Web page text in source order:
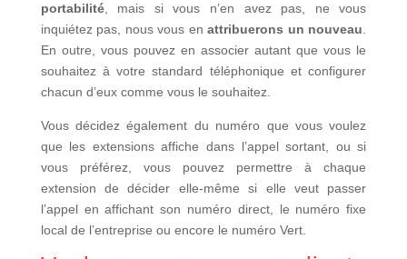
portabilité, mais si vous n’en avez pas, ne vous
inquiétez pas, nous vous enattribuerons un nouveau.
En outre, vous pouvez en associer autant que vous le
souhaitez à votre standard téléphonique et configurer
chacun d’eux comme vous le souhaitez.
Vous décidez également du numéro que vous voulez
que les extensions affiche dans l’appel sortant, ou si
vous préférez, vous pouvez permettre à chaque
extension de décider elle-même si elle veut passer
l’appel en affichant son numéro direct, le numéro fixe
local de l’entreprise ou encore le numéro Vert.